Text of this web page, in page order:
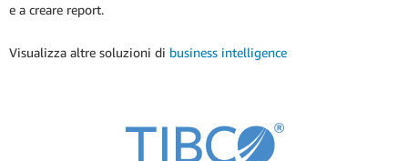
e a creare report.
Visualizza altre soluzioni di business intelligence